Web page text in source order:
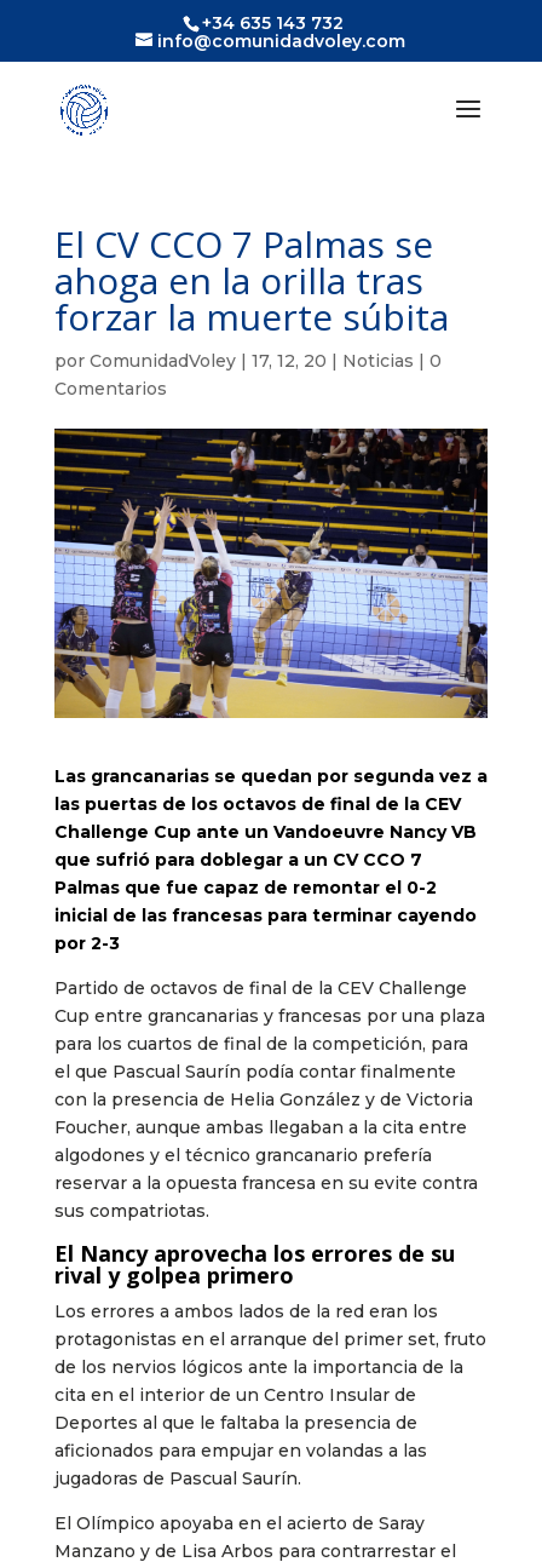
+34 635 143 732
info@comunidadvoley.com
El CV CCO 7 Palmas se
ahoga en la orilla tras
forzar la muerte súbita
por ComunidadVoley| 17, 12, 20 | Noticias | 0
Comentarios
Las grancanarias se quedan por segunda vez a
las puertas de los octavos de final de la CEV
Challenge Cup ante un Vandoeuvre Nancy VB
que sufrió para doblegar a un CV CCO 7
Palmas que fue capaz de remontar el 0-2
inicial de las francesas para terminar cayendo
por 2-3
Partido de octavos de final de la CEV Challenge
Cup entre grancanarias y francesas por una plaza
para los cuartos de final de la competición, para
el que Pascual Saurín podía contar finalmente
con la presencia de Helia González y de Victoria
Foucher, aunque ambas llegaban a la cita entre
algodones y el técnico grancanario prefería
reservar a la opuesta francesa en su evite contra
sus compatriotas.
El Nancy aprovecha los errores de su
rival y golpea primero
Los errores a ambos lados de la red eran los
protagonistas en el arranque del primer set, fruto
de los nervios lógicos ante la importancia de la
cita en el interior de un Centro Insular de
Deportes al que le faltaba la presencia de
aficionados para empujar en volandas a las
jugadoras de Pascual Saurín.
El Olímpico apoyaba en el acierto de Saray
Manzano y de Lisa Arbos para contrarrestar el